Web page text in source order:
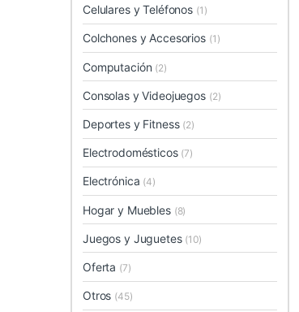
Celulares y Teléfonos (1)
Colchones y Accesorios (1)
Computación (2)
Consolas y Videojuegos (2)
Deportes y Fitness (2)
Electrodomésticos (7)
Electrónica (4)
Hogar y Muebles (8)
Juegos y Juguetes (10)
Oferta (7)
Otros (45)